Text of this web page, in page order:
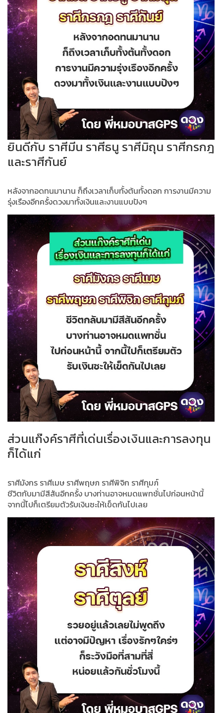
ยินดีกับ ราศีมีน ราศีธนู ราศีมิถุน ราศีกรกฎ
และราศีกันย์
หลังจากอดทนมานาน ก็ถึงเวลาเก็บทั้งต้นทั้งดอก การงานมีความ
รุ่งเรืองอีกครั้งดวงมาทั้งเงินและงานแบบปังๆ
ส่วนแก๊งค์ราศีที่เด่นเรื่องเงินและการลงทุน
ก็ได้แก่
ราศีมังกร ราศีเมษ ราศีพฤษภ ราศีพิจิก ราศีกุมภ์
ชีวิตกับมามีสีสันอีกครั้ง บางท่านอาจหมดแพทชั่นไปก่อนหน้านี้
จากนี้ไปก็เตรียมตัวรับเงินซะให้เข็ดกันไปเลย